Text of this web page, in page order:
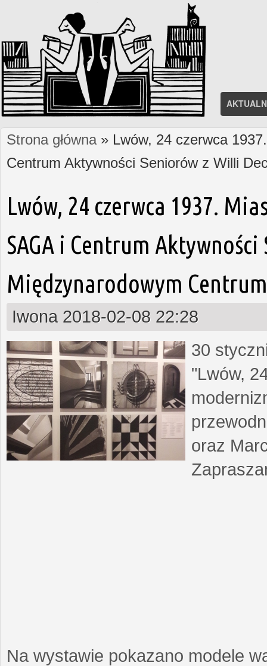
Jesteś tutaj
Strona główna» Lwów, 24 czerwca
Centrum Aktywności Seniorów z Willi
Lwów, 24 czerwca 1937.
SAGA i Centrum
Międzynarodowym
Iwona 2018-02-08 22:28
30
"Lwów,
oraz
Na wystawie pokazano modele